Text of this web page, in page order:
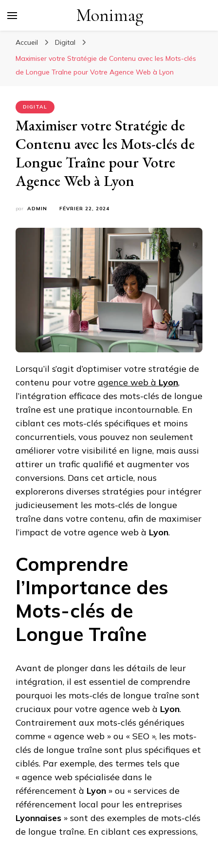
Monimag
Accueil
Digital
Maximiser votre Stratégie de Contenu avec les Mots-clés
de Longue Traîne pour Votre Agence Web à Lyon
DIGITAL
Maximiser votre Stratégie de
Contenu avec les Mots-clés de
Longue Traîne pour Votre
Agence Web à Lyon
par ADMIN FÉVRIER 22, 2024
Lorsqu’il s’agit d’optimiser votre stratégie de
contenu pour votre agence web à Lyon,
l’intégration efficace des mots-clés de longue
traîne est une pratique incontournable. En
ciblant ces mots-clés spécifiques et moins
concurrentiels, vous pouvez non seulement
améliorer votre visibilité en ligne, mais aussi
attirer un trafic qualifié et augmenter vos
conversions. Dans cet article, nous
explorerons diverses stratégies pour intégrer
judicieusement les mots-clés de longue
traîne dans votre contenu, afin de maximiser
l’impact de votre agence web à Lyon.
Comprendre
l’Importance des
Mots-clés de
Longue Traîne
Avant de plonger dans les détails de leur
intégration, il est essentiel de comprendre
pourquoi les mots-clés de longue traîne sont
cruciaux pour votre agence web à Lyon.
Contrairement aux mots-clés génériques
comme « agence web » ou « SEO », les mots-
clés de longue traîne sont plus spécifiques et
ciblés. Par exemple, des termes tels que
« agence web spécialisée dans le
référencement à Lyon » ou « services de
référencement local pour les entreprises
Lyonnaises » sont des exemples de mots-clés
de longue traîne. En ciblant ces expressions,